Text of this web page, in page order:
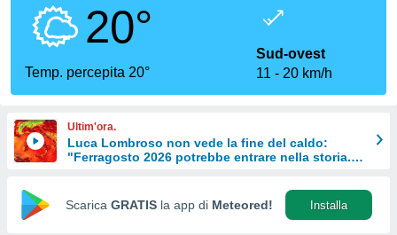
per
le
di
Web
20°
Temp. percepita 20°
Sud-ovest
11
20 km/h
Ultim'ora.
Luca Lombroso non vede la fine del caldo:
"Ferragosto 2026 potrebbe entrare nella storia.
Scarica GRATIS la app di Meteored! Installa